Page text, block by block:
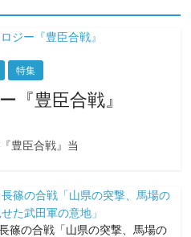
特集
『豊臣合戦』
豊臣合戦』当
篠の合戦「山県の突撃、馬場の